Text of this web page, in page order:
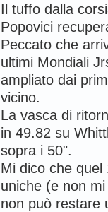
Il tuffo dalla
Popovici
Peccato che
ultimi Mondiali
ampliato dai
vicino.
La vasca di
in 49.82 su
sopra i 50".
Mi dico che
uniche (e non
non può restare